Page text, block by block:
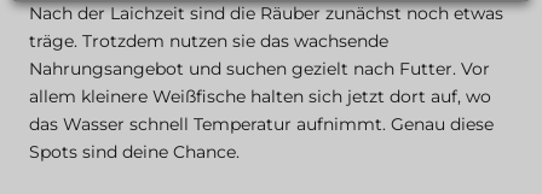
Nach der Laichzeit sind die Räuber zunächst noch etwas
träge. Trotzdem nutzen sie das wachsende
Nahrungsangebot und suchen gezielt nach Futter. Vor
allem kleinere Weißfische halten sich jetzt dort auf, wo
das Wasser schnell Temperatur aufnimmt. Genau diese
Spots sind deine Chance.